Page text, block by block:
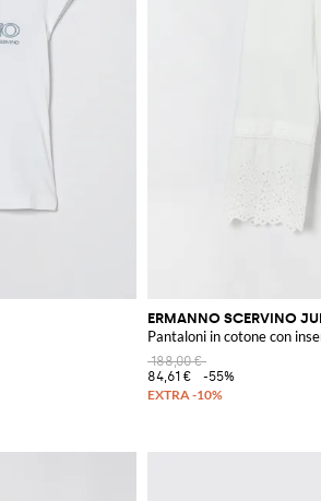
ERMANNO SCERVINO
Pantaloni in cotone con
188,00 €
84,61 €
-55%